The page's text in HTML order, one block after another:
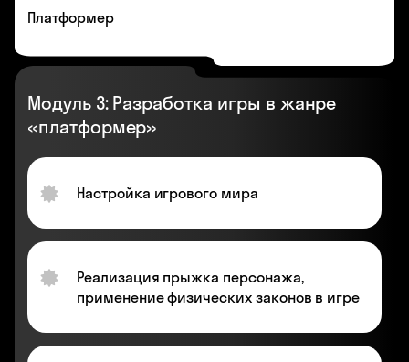
Платформер
Модуль 3: Разработка игры в жанре
«платформер»
Настройка игрового мира
Реализация прыжка персонажа,
применение физических законов в игре